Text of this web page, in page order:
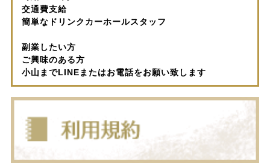
交通費支給
簡単なドリンクカーホールスタッフ
副業したい方
ご興味のある方
小山までLINEまたはお電話をお願い致します